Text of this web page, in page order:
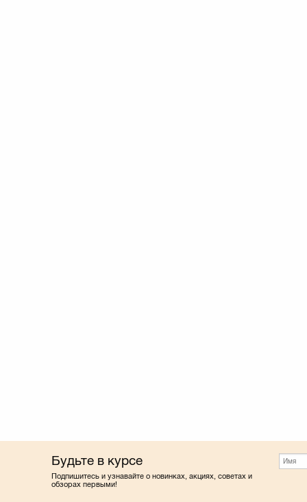
Будьте в курсе
Подпишитесь и узнавайте о новинках, акциях, советах и
обзорах первыми!